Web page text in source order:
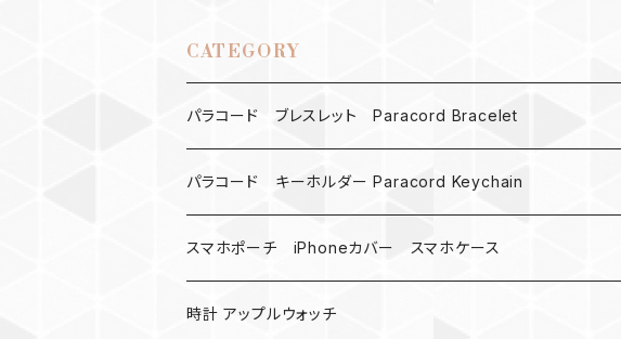
CATEGORY
パラコード ブレスレット Paracord Bracelet
MAD MAX
バックル
バックル無し
パラコード キーホルダー Paracord Keychain
ハロウィン
コンパス
スマホポーチ iPhoneカバー スマホケース
楽天ミニ ケース
時計 アップルウォッチ